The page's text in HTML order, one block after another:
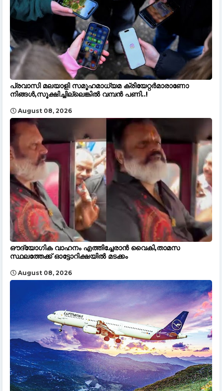
പ്രവാസി മലയാളി സമൂഹമാധ്യമ ക്രിയേറ്റർമാരാണോ
നിങ്ങൾ,സൂക്ഷിച്ചില്ലെങ്കിൽ വമ്പൻ പണി..!
August 08, 2026
ഔദ്യോഗിക വാഹനം എത്തിച്ചേരാൻ വൈകി,താമസ
സ്ഥലത്തേക്ക് ഓട്ടോറിക്ഷയിൽ മടക്കം
August 08, 2026